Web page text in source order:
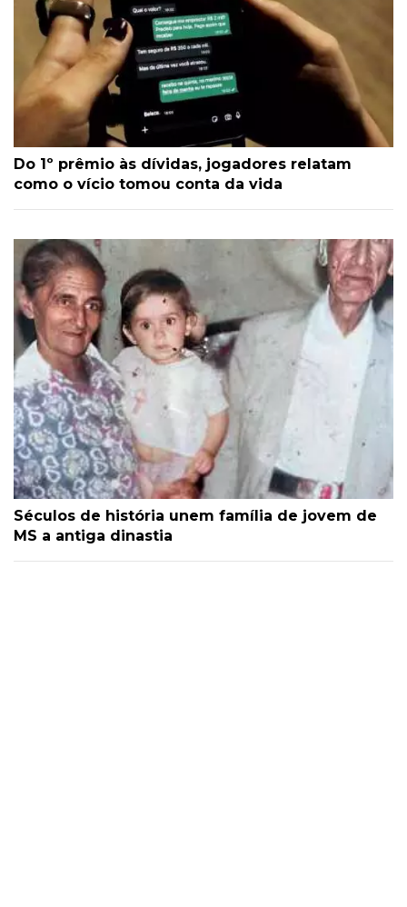
Do 1º prêmio às dívidas, jogadores relatam
como o vício tomou conta da vida
Séculos de história unem família de jovem de
MS a antiga dinastia